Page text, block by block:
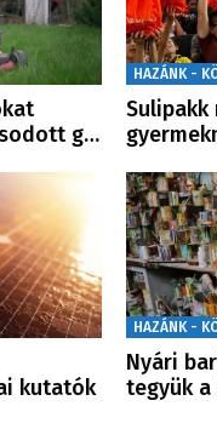
g…
HAZÁNK -
Sulipakk
kutatók
HAZÁNK -
Nyári
tegyük